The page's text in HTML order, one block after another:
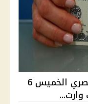
سعر الدولار مقابل الجنيه المصري الخميس 6